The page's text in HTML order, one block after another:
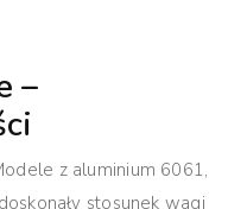
–
z aluminium 6061,
stosunek wagi